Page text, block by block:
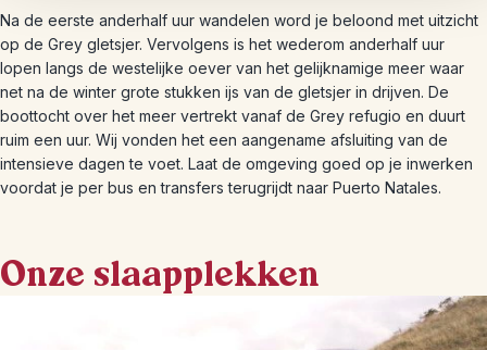
Na de eerste anderhalf uur wandelen word je beloond met uitzicht
op de Grey gletsjer. Vervolgens is het wederom anderhalf uur
lopen langs de westelijke oever van het gelijknamige meer waar
net na de winter grote stukken ijs van de gletsjer in drijven. De
boottocht over het meer vertrekt vanaf de Grey refugio en duurt
ruim een uur. Wij vonden het een aangename afsluiting van de
intensieve dagen te voet. Laat de omgeving goed op je inwerken
voordat je per bus en transfers terugrijdt naar Puerto Natales.
Onze slaapplekken